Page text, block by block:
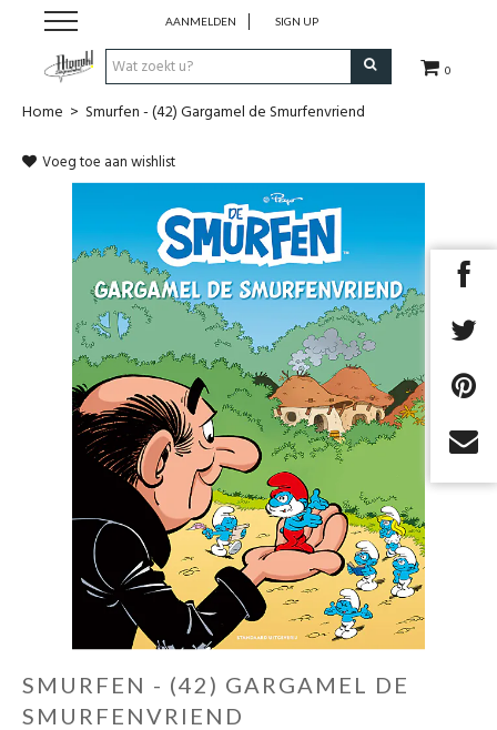
0
AANMELDEN SIGN UP
Strips
Nieuwsberichten
Pre release
Cadeaubon
RPG Sale
Home > Smurfen - (42) Gargamel de Smurfenvriend
Voeg toe aan wishlist
SMURFEN - (42) GARGAMEL DE
SMURFENVRIEND